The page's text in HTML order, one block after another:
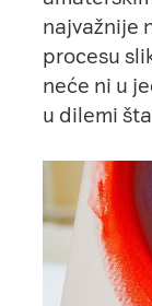
najvažnije
procesu
neće ni u
u dilemi